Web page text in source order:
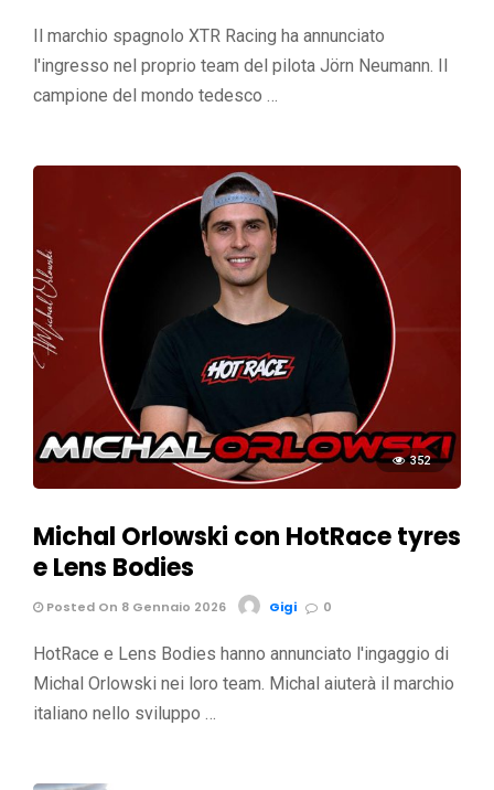
Il marchio spagnolo XTR Racing ha annunciato
l'ingresso nel proprio team del pilota Jörn Neumann. Il
campione del mondo tedesco …
352
Michal Orlowski con HotRace tyres
e Lens Bodies
Posted On 8 Gennaio 2026 Gigi 0
HotRace e Lens Bodies hanno annunciato l'ingaggio di
Michal Orlowski nei loro team. Michal aiuterà il marchio
italiano nello sviluppo …